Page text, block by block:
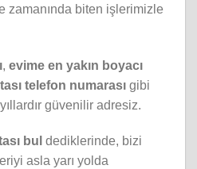
zamanında biten işlerimizle
, evime en yakın boyacı
telefon numarası gibi
güvenilir adresiz.
bul dediklerinde, bizi
asla yarı yolda